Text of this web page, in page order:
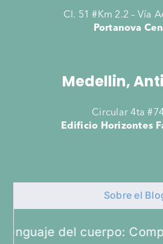
Cl. 51 #Km 2.2 – Vía
Portanova
Medellin,
Circular 4ta
Edificio Horizontes
Sobre el
del cuerpo: